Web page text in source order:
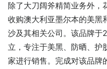
除了大刀阔斧精简业务外，
收购澳大利亚墨尔本的美黑
沙及其相关公司。该品牌于
立，专注于美黑、防晒、护
家进行销售。完成对该品牌